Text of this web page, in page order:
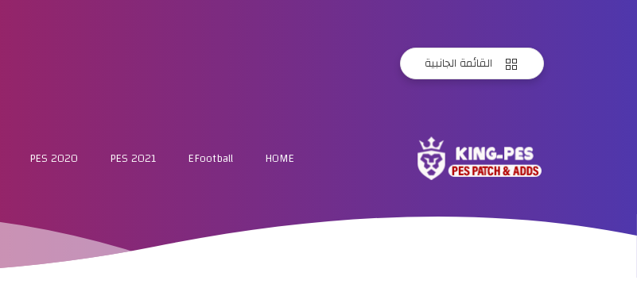
القائمة الجانبية
HOME
EFootball
PES 2021
PES 2020